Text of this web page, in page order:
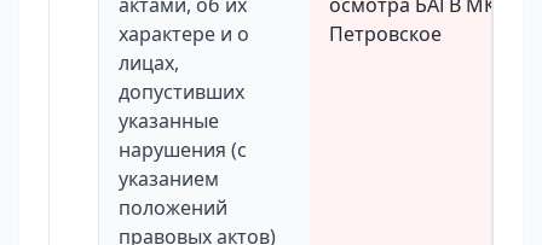
характере и о
лицах,
допустивших
указанные
нарушения (с
указанием
положений
правовых актов)
Петровское